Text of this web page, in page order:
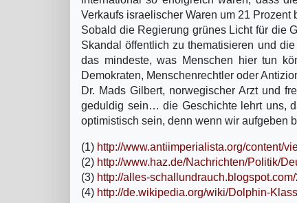
Verkaufs israelischer Waren um 21 Prozent
Sobald die Regierung grünes Licht für die
Skandal öffentlich zu thematisieren und
das mindeste, was Menschen hier tun
Demokraten, Menschenrechtler oder
Dr. Mads Gilbert, norwegischer Arzt und
geduldig sein… die Geschichte lehrt uns,
optimistisch sein, denn wenn wir aufgeben
(1) http://www.antiimperialista.org/content/
(2) http://www.haz.de/Nachrichten/Politik/
(3) http://alles-
(4) http://de.wikipedia.org/wiki/Dolphin-